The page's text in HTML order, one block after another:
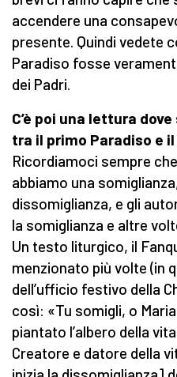
accendere una
presente. Quindi vedete
Paradiso fosse
dei Padri.
C’è poi una lettura
tra il primo Paradiso e
Ricordiamoci sempre
abbiamo una
dissomiglianza, e gli
la somiglianza e altre
Un testo liturgico, il
menzionato più volte (in
dell’ufficio festivo della
così: «Tu somigli, o
piantato l’albero della
Creatore e datore della